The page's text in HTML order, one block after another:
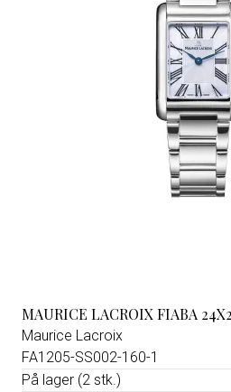
MAURICE LACROIX FIABA
Maurice Lacroix
FA1205-SS002-160-1
På lager (2 stk.)